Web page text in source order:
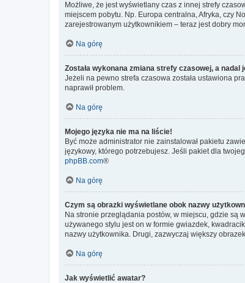
Możliwe, że jest wyświetlany czas z innej strefy
miejscem pobytu. Np. Europa centralna, Afryka, czy
zarejestrowanym użytkownikiem – teraz jest dobry
Na górę
Została wykonana zmiana strefy czasowej, a nadal
Jeżeli na pewno strefa czasowa została ustawiona
naprawił problem.
Na górę
Mojego języka nie ma na liście!
Być może administrator nie zainstalował pakietu
językowy, którego potrzebujesz. Jeśli pakiet dla
phpBB.com®
Na górę
Czym są obrazki wyświetlane obok nazwy
Na stronie przeglądania postów, w miejscu, gdzie są
używanego stylu jest on w formie gwiazdek,
nazwy użytkownika. Drugi, zazwyczaj większy
Na górę
Jak wyświetlić awatar?